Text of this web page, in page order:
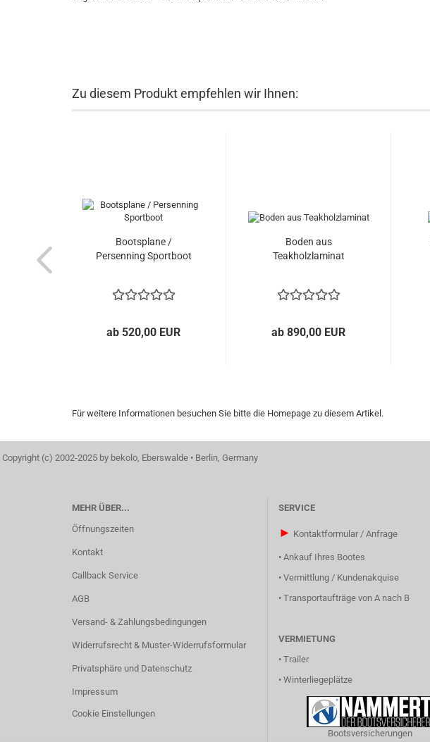
Zu diesem Produkt empfehlen wir Ihnen:
Bootsplane /
Persenning Sportboot
ab 520,00 EUR
Boden aus
Teakholzlaminat
ab 890,00 EUR
Für weitere Informationen besuchen Sie bitte die Homepage zu diesem Artikel.
Copyright (c) 2002-2025 by bekolo, Eberswalde • Berlin, Germany
MEHR ÜBER...
Öffnungszeiten
Kontakt
Callback Service
AGB
Versand- & Zahlungsbedingungen
Widerrufsrecht & Muster-Widerrufsformular
Privatsphäre und Datenschutz
Impressum
Cookie Einstellungen
SERVICE
► Kontaktformular / Anfrage
• Ankauf Ihres Bootes
• Vermittlung / Kundenakquise
• Transportaufträge von A nach B
VERMIETUNG
• Trailer
• Winterliegeplätze
Bootsversicherungen